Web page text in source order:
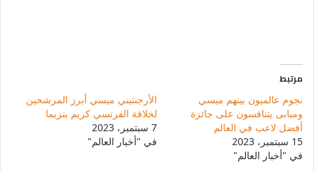
مرتبط
نجوم عالميون بينهم ميسي
ومبابى يتنافسون على جائزة
أفضل لاعب في العالم
15 سبتمبر، 2023
في "أخبار العالم"
الأرجنتيني ميسي أبرز المرشحين
لخلافة الفرنسي كريم بنزيما
7 سبتمبر، 2023
في "أخبار العالم"